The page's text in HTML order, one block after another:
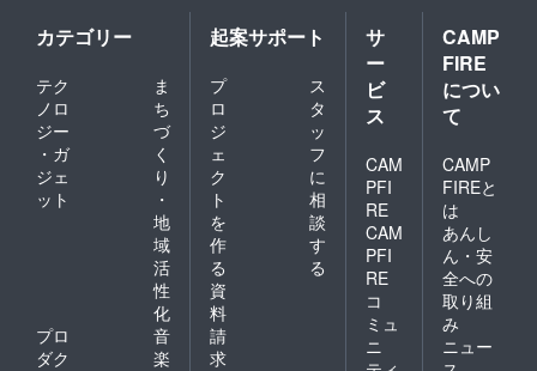
２パ
ターン
の写真
をデー
タでお
送りし
ます ・
でメン
バーか
らお名
前の読
み上げ
・お名
前入り
感謝状
の提供
要】ユ
ません
※店舗
名、公
序良俗
に反す
るワー
ド等はN
て頂き
ます
※露出範
囲は、2
枚目の
画像
（イ
メー
ジ）を
ご参考
くださ
月期デ
ザイン
ユニ
フォー
ム提
供 １
枚 ・８
ザイン
ユニ
フォー
ム提
供 ２
枚 ※
サイズ
を分け
ること
をご希
望の場
カテゴリー
テク
ノロ
ジー
・ガ
ジェ
ット
ま
ち
づ
く
り
・
地
域
活
性
化
プロ
ダク
音
楽
起案サポート
プ
ロ
ジ
ェ
ク
ト
を
作
る
ス
タ
ッ
フ
に
相
談
す
る
資
料
請
求
サ
ー
ビ
ス
CAM
PFI
RE
CAM
PFI
RE
コ
ミュ
ニ
CAMP
FIRE
につい
て
CAMP
FIREと
は
あんし
ん・安
全への
取り組
み
ニュー